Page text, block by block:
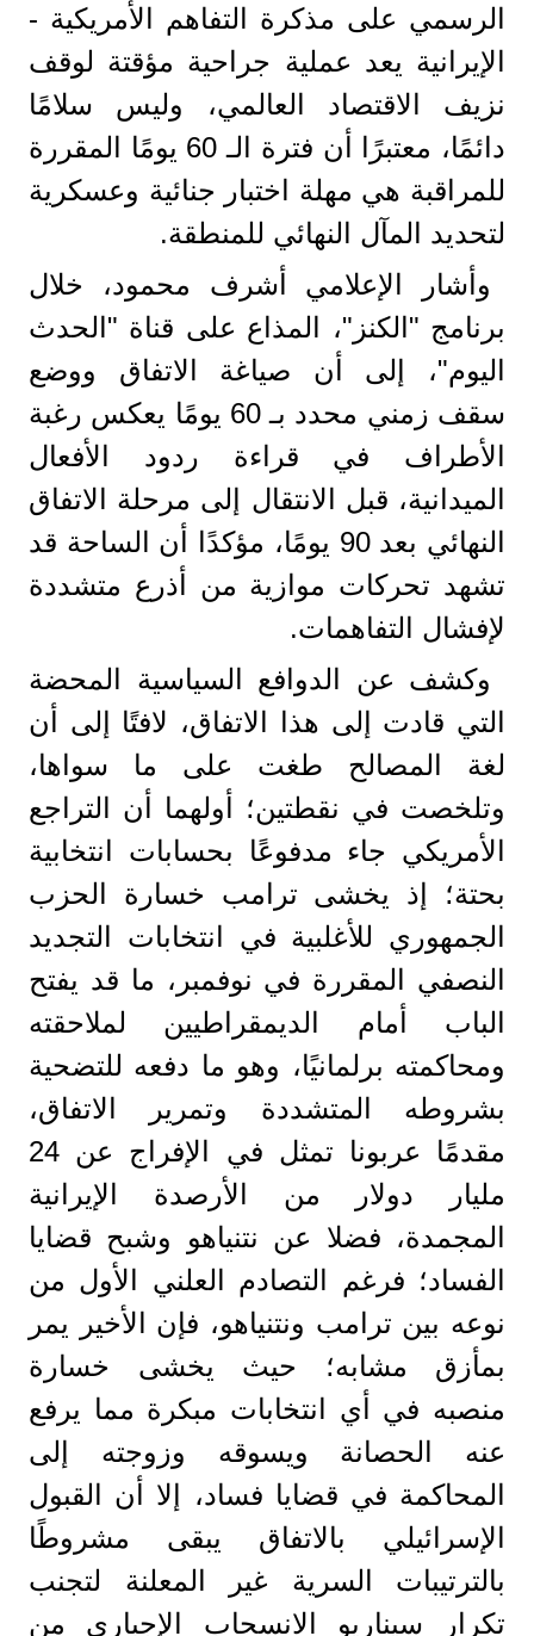
الرسمي على مذكرة التفاهم الأمريكية -
الإيرانية يعد عملية جراحية مؤقتة لوقف
نزيف الاقتصاد العالمي، وليس سلامًا
دائمًا، معتبرًا أن فترة الـ 60 يومًا المقررة
للمراقبة هي مهلة اختبار جنائية وعسكرية
لتحديد المآل النهائي للمنطقة.
وأشار الإعلامي أشرف محمود، خلال
برنامج "الكنز"، المذاع على قناة "الحدث
اليوم"، إلى أن صياغة الاتفاق ووضع
سقف زمني محدد بـ 60 يومًا يعكس رغبة
الأطراف في قراءة ردود الأفعال
الميدانية، قبل الانتقال إلى مرحلة الاتفاق
النهائي بعد 90 يومًا، مؤكدًا أن الساحة قد
تشهد تحركات موازية من أذرع متشددة
لإفشال التفاهمات.
وكشف عن الدوافع السياسية المحضة
التي قادت إلى هذا الاتفاق، لافتًا إلى أن
لغة المصالح طغت على ما سواها،
وتلخصت في نقطتين؛ أولهما أن التراجع
الأمريكي جاء مدفوعًا بحسابات انتخابية
بحتة؛ إذ يخشى ترامب خسارة الحزب
الجمهوري للأغلبية في انتخابات التجديد
النصفي المقررة في نوفمبر، ما قد يفتح
الباب أمام الديمقراطيين لملاحقته
ومحاكمته برلمانيًا، وهو ما دفعه للتضحية
بشروطه المتشددة وتمرير الاتفاق،
مقدمًا عربونا تمثل في الإفراج عن 24
مليار دولار من الأرصدة الإيرانية
المجمدة، فضلا عن نتنياهو وشبح قضايا
الفساد؛ فرغم التصادم العلني الأول من
نوعه بين ترامب ونتنياهو، فإن الأخير يمر
بمأزق مشابه؛ حيث يخشى خسارة
منصبه في أي انتخابات مبكرة مما يرفع
عنه الحصانة ويسوقه وزوجته إلى
المحاكمة في قضايا فساد، إلا أن القبول
الإسرائيلي بالاتفاق يبقى مشروطًا
بالترتيبات السرية غير المعلنة لتجنب
تكرار سيناريو الانسحاب الإجباري من